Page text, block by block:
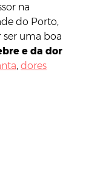
na
do Porto,
ser uma boa
e da dor
, dores